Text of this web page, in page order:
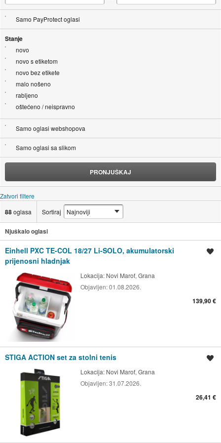
Samo PayProtect oglasi
Stanje
novo
novo s etiketom
novo bez etikete
malo nošeno
rabljeno
oštećeno / neispravno
Samo oglasi webshopova
Samo oglasi sa slikom
PRONJUŠKAJ
Zatvori filtere
88oglasa Sortiraj
Njuškalo oglasi
Einhell PXC TE-COL 18/27 Li-SOLO, akumulatorski
prijenosni hladnjak
Lokacija: Novi Marof, Grana
Objavljen:01.08.2026.
139,90 €
STIGA ACTION set za stolni tenis
Lokacija: Novi Marof, Grana
Objavljen:31.07.2026.
26,41 €